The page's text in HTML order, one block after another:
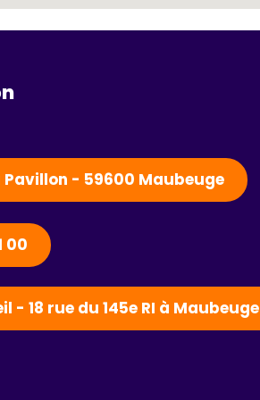
Pavillon - 59600 Maubeuge
00
- 18 rue du 145e RI à Maubeuge